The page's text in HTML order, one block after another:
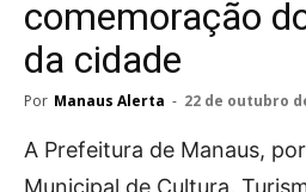
comemoração
da cidade
Por Manaus Alerta - 22 de outubro
A Prefeitura de Manaus,
Municipal de Cultura,